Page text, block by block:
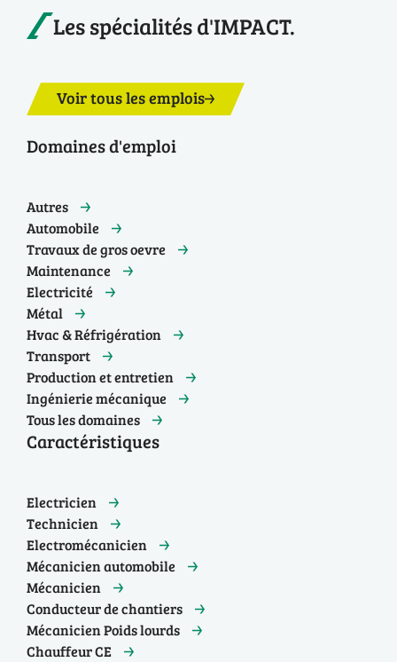
Les spécialités d'IMPACT.
Voir tous les emplois
Domaines d'emploi
Autres
Automobile
Travaux de gros oevre
Maintenance
Electricité
Métal
Hvac & Réfrigération
Transport
Production et entretien
Ingénierie mécanique
Tous les domaines
Caractéristiques
Electricien
Technicien
Electromécanicien
Mécanicien automobile
Mécanicien
Conducteur de chantiers
Mécanicien Poids lourds
Chauffeur CE